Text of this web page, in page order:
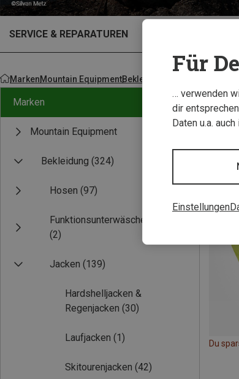
SERVICE & REPARATUREN
MarkenMountain EquipmentBekleidung
Marken
Mountain Equipment
Bekleidung (324)
Hosen (97)
Funktionsunterwäsche
(2)
Jacken (139)
Hardshelljacken &
Regenjacken (30)
Laufjacken (1)
Skitourenjacken (42)
Du
Für
… verwenden
dir
Daten u.a.
Einstellungen